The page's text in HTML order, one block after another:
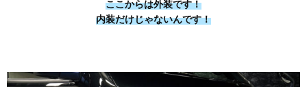
ここからは外装です！
内装だけじゃないんです！